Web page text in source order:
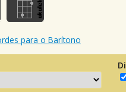
para o Barítono